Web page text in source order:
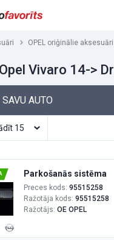
OPEL oriģinālie aksesuāri
Opel Vivaro 14->
AUTO
Parkošanās sistēma
Preces kods: 95515258
Ražotāja kods: 95515258
Ražotājs: OE OPEL